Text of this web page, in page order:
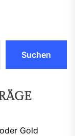
Suchen
Gold